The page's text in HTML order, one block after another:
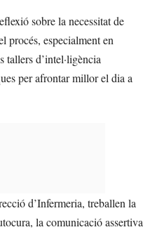
sobre la necessitat de
procés, especialment en
tallers d’intel·ligència
per afrontar millor el dia a
d’Infermeria, treballen la
la comunicació assertiva